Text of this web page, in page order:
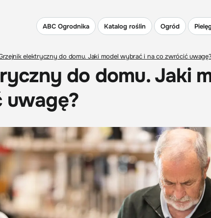
ABC Ogrodnika Katalog roślin Ogród
elektryczny do domu. Jaki model wybrać i na co zwrócić uwagę?
do domu. Jaki
uwagę?